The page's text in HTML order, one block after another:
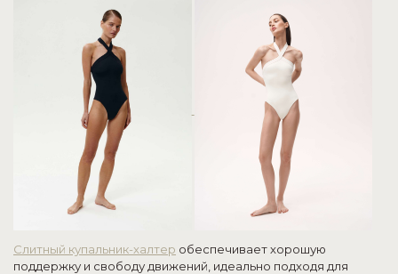
Слитный купальник-халтер обеспечивает хорошую
поддержку и свободу движений, идеально подходя для